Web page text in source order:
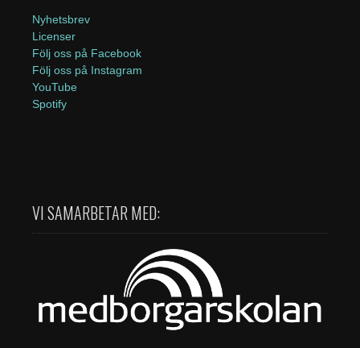
Nyhetsbrev
Licenser
Följ oss på Facebook
Följ oss på Instagram
YouTube
Spotify
VI SAMARBETAR MED: